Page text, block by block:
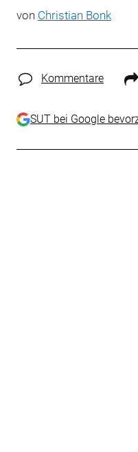
von Christian Bonk
Kommentare
SUT bei Google